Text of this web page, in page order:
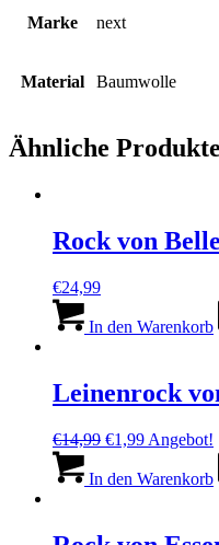
Marke next
Material Baumwolle
Ähnliche Produkte
Rock von
€24,99
In den Warenkorb
Leinenrock
€14,99 Ursprünglicher
war:
€1,99Aktueller
ist:
Angebot!
In den Warenkorb